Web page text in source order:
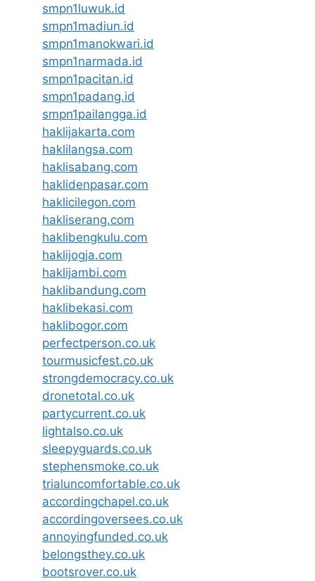
smpn1luwuk.id
smpn1madiun.id
smpn1manokwari.id
smpn1narmada.id
smpn1pacitan.id
smpn1padang.id
smpn1pailangga.id
haklijakarta.com
haklilangsa.com
haklisabang.com
haklidenpasar.com
haklicilegon.com
hakliserang.com
haklibengkulu.com
haklijogja.com
haklijambi.com
haklibandung.com
haklibekasi.com
haklibogor.com
perfectperson.co.uk
tourmusicfest.co.uk
strongdemocracy.co.uk
dronetotal.co.uk
partycurrent.co.uk
lightalso.co.uk
sleepyguards.co.uk
stephensmoke.co.uk
trialuncomfortable.co.uk
accordingchapel.co.uk
accordingoversees.co.uk
annoyingfunded.co.uk
belongsthey.co.uk
bootsrover.co.uk